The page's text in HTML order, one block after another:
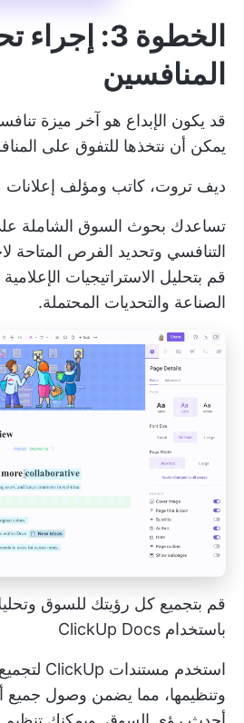
الخطوة 3:
المنافسين
قد يكون الإبداع هو آخر ميزة
يمكن أن نتخذها للتفوق على
ديف تروت، كاتب ومؤلف إعلانات
تساعدك بحوث السوق الشاملة
التنافسي وتحديد الفرص المتاحة
قم بتحليل الاستراتيجيات
الصناعة والتحديات المحتملة.
قم بتجميع كل رؤيتك للسوق
باستخدام ClickUp Docs
استخدم مستندات ClickUp
وتنظيمها، مما يضمن وصول جميع